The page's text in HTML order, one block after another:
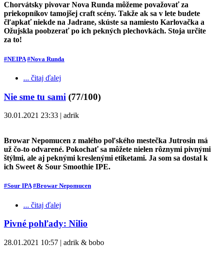
Chorvátsky pivovar Nova Runda môžeme považovať za
priekopníkov tamojšej craft scény. Takže ak sa v lete budete
čľapkať niekde na Jadrane, skúste sa namiesto Karlovačka a
Ožujskla poobzerať po ich pekných plechovkách. Stoja určite
za to!
#NEIPA #Nova Runda
... čitaj ďalej
Nie sme tu sami (77/100)
30.01.2021 23:33 | adrik
Browar Nepomucen z malého poľského mestečka Jutrosin má
už čo-to odvarené. Pokochať sa môžete nielen rôznymi pivnými
štýlmi, ale aj peknými kreslenými etiketami. Ja som sa dostal k
ich Sweet & Sour Smoothie IPE.
#Sour IPA #Browar Nepomucen
... čitaj ďalej
Pivné pohľady: Nilio
28.01.2021 10:57 | adrik & bobo